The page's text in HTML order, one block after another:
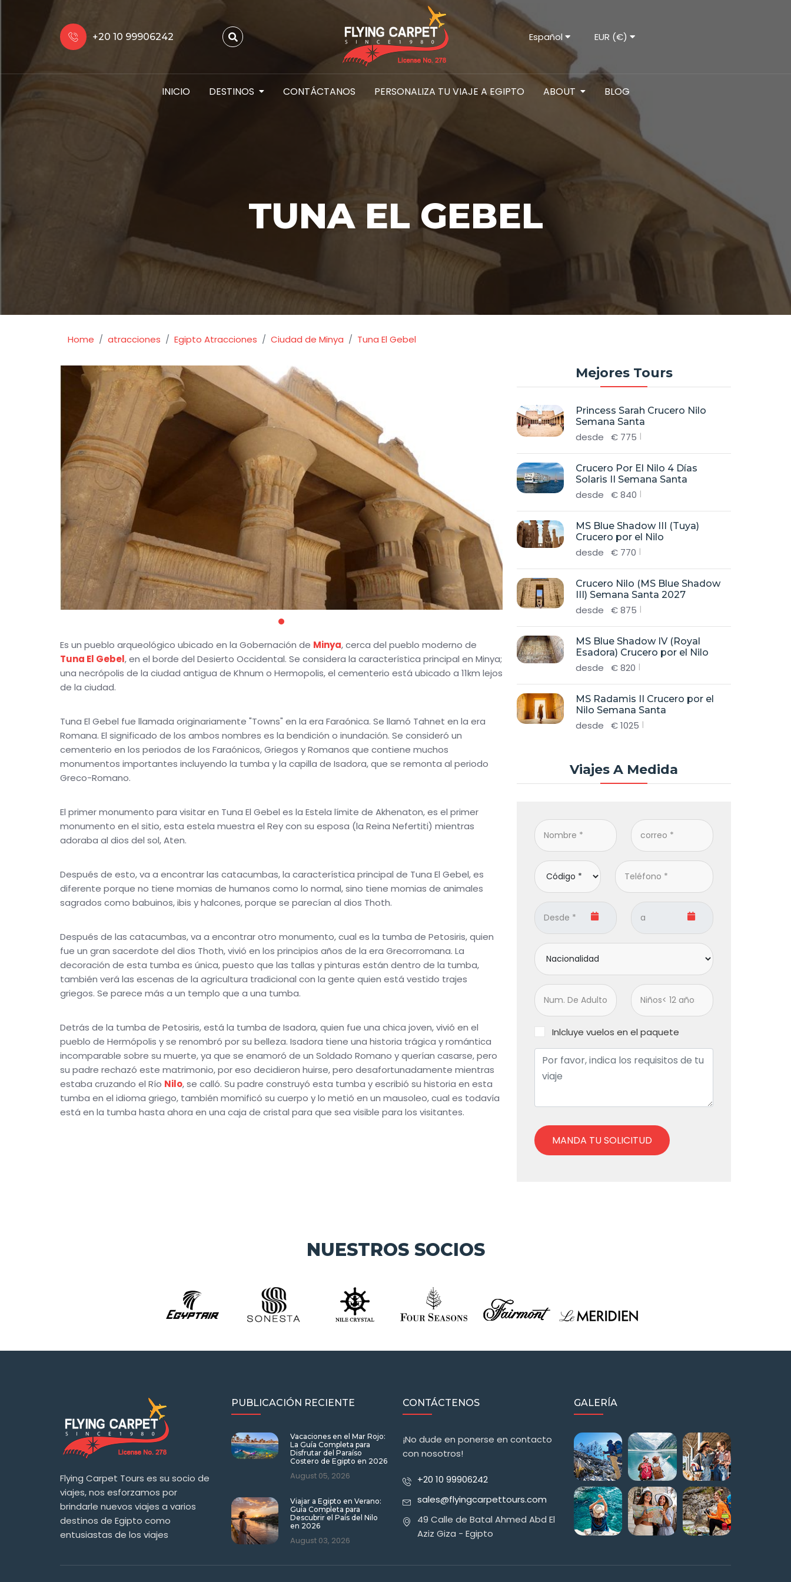
+20 10 99906242 Español EUR (€)
INICIO DESTINOS CONTÁCTANOS PERSONALIZA TU VIAJE A EGIPTO ABOUT BLOG
TUNA EL GEBEL
Home atracciones Egipto Atracciones Ciudad de Minya Tuna El Gebel
Es un pueblo arqueológico ubicado en la Gobernación de Minya, cerca del pueblo moderno de
Tuna El Gebel, en el borde del Desierto Occidental. Se considera la característica principal en Minya;
una necrópolis de la ciudad antigua de Khnum o Hermopolis, el cementerio está ubicado a 11km lejos
de la ciudad.
Tuna El Gebel fue llamada originariamente "Towns" en la era Faraónica. Se llamó Tahnet en la era
Romana. El significado de los ambos nombres es la bendición o inundación. Se consideró un
cementerio en los periodos de los Faraónicos, Griegos y Romanos que contiene muchos
monumentos importantes incluyendo la tumba y la capilla de Isadora, que se remonta al periodo
Greco-Romano.
El primer monumento para visitar en Tuna El Gebel es la Estela límite de Akhenaton, es el primer
monumento en el sitio, esta estela muestra el Rey con su esposa (la Reina Nefertiti) mientras
adoraba al dios del sol, Aten.
Después de esto, va a encontrar las catacumbas, la característica principal de Tuna El Gebel, es
diferente porque no tiene momias de humanos como lo normal, sino tiene momias de animales
sagrados como babuinos, ibis y halcones, porque se parecían al dios Thoth.
Después de las catacumbas, va a encontrar otro monumento, cual es la tumba de Petosiris, quien
fue un gran sacerdote del dios Thoth, vivió en los principios años de la era Grecorromana. La
decoración de esta tumba es única, puesto que las tallas y pinturas están dentro de la tumba,
también verá las escenas de la agricultura tradicional con la gente quien está vestido trajes
griegos. Se parece más a un templo que a una tumba.
Detrás de la tumba de Petosiris, está la tumba de Isadora, quien fue una chica joven, vivió en el
pueblo de Hermópolis y se renombró por su belleza. Isadora tiene una historia trágica y romántica
incomparable sobre su muerte, ya que se enamoró de un Soldado Romano y querían casarse, pero
su padre rechazó este matrimonio, por eso decidieron huirse, pero desafortunadamente mientras
estaba cruzando el Río Nilo, se calló. Su padre construyó esta tumba y escribió su historia en esta
tumba en el idioma griego, también momificó su cuerpo y lo metió en un mausoleo, cual es todavía
está en la tumba hasta ahora en una caja de cristal para que sea visible para los visitantes.
Mejores Tours
Princess Sarah Crucero Nilo
Semana Santa
desde € 775
Crucero Por El Nilo 4 Días
Solaris II Semana Santa
desde €840
MS Blue Shadow III (Tuya)
Crucero por el Nilo
desde € 770
Crucero Nilo (MS Blue Shadow
III) Semana Santa 2027
desde €875
MS Blue Shadow IV (Royal
Esadora) Crucero por el Nilo
desde €820
MS Radamis II Crucero por el
Nilo Semana Santa
desde €1025
Viajes A Medida
Inlcluye vuelos en el paquete
MANDA TU SOLICITUD
NUESTROS SOCIOS
Flying Carpet Tours es su socio de
viajes, nos esforzamos por
brindarle nuevos viajes a varios
destinos de Egipto como
entusiastas de los viajes
PUBLICACIÓN RECIENTE
Vacaciones en el Mar Rojo:
La Guía Completa para
Disfrutar del Paraíso
Costero de Egipto en 2026
August 05, 2026
Viajar a Egipto en Verano:
Guía Completa para
Descubrir el País del Nilo
en 2026
August 03, 2026
CONTÁCTENOS
¡No dude en ponerse en contacto
con nosotros!
+20 10 99906242
sales@flyingcarpettours.com
49 Calle de Batal Ahmed Abd El
Aziz Giza - Egipto
GALERÍA